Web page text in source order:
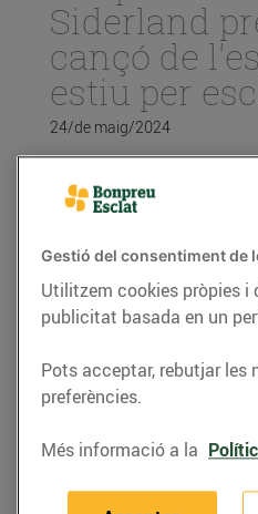
Siderland
cançó de
estiu per
24/de maig/2024
Bonpreu-Esclat i
Grup
Esclat
amb el territori
català.
Després del seu pas pel
d’una trajectòria iniciada
Gestió del consentiment de
Utilitzem cookies pròpies i
publicitat basada en un
Pots acceptar, rebutjar les
preferències.
Més informació a la